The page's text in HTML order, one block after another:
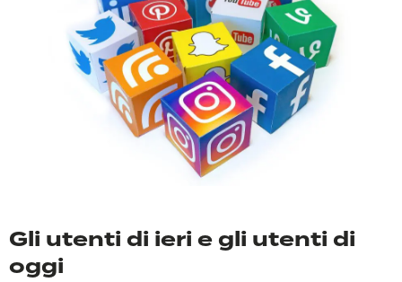
Gli utenti di ieri e gli utenti di
oggi